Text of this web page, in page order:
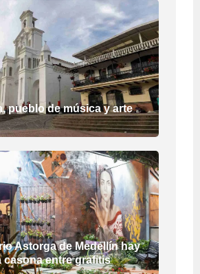
pueblo de música y arte
Astorga de Medellín hay
casona entre grafitis